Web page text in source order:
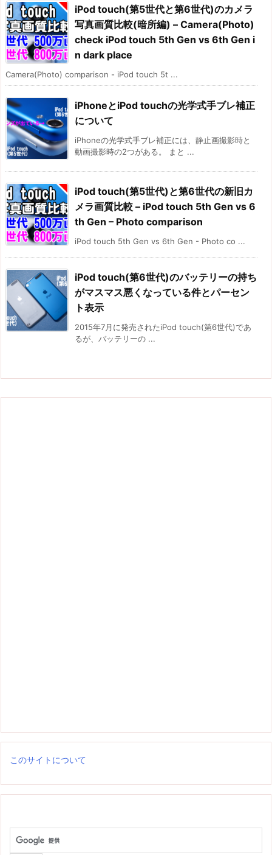
iPod touch(第5世代と第6世代)のカメラ
写真画質比較(暗所編) – Camera(Photo)
check iPod touch 5th Gen vs 6th Gen i
n dark place
Camera(Photo) comparison - iPod touch 5t ...
iPhoneとiPod touchの光学式手ブレ補正
について
iPhoneの光学式手ブレ補正には、静止画撮影時と
動画撮影時の2つがある。 まと ...
iPod touch(第5世代)と第6世代の新旧カ
メラ画質比較 – iPod touch 5th Gen vs 6
th Gen – Photo comparison
iPod touch 5th Gen vs 6th Gen - Photo co ...
iPod touch(第6世代)のバッテリーの持ち
がマスマス悪くなっている件とパーセン
ト表示
2015年7月に発売されたiPod touch(第6世代)であ
るが、バッテリーの ...
このサイトについて